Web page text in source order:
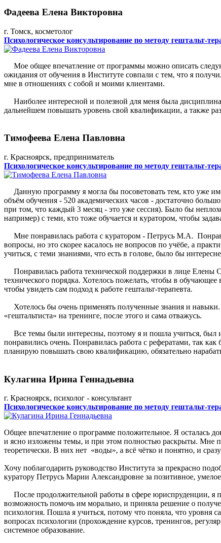
Фадеева Елена Викторовна
г. Томск, косметолог
Психологическое консультирование по методу гештальт-
Мое общее впечатление от программы можно описать
ожидания от обучения в Институте совпали с тем, что я
мне в отношениях с собой и моими клиентами.
Наиболее интересной и полезной для меня была
дальнейшем повышать уровень свой квалификации, а также
Тимофеева Елена Павловна
г. Красноярск, предприниматель
Психологическое консультирование по методу гештальт-
Данную программу я могла бы посоветовать тем, кто уже
объём обучения - 520 академических часов - достаточно
при том, что каждый 3 месяц - это уже сессия). Было бы
например) с теми, кто тоже обучается и куратором, чтобы
Мне понравилась работа с куратором - Петрусь М.А.
вопросы, но это скорее касалось не вопросов по учёбе, а
учиться, с теми знаниями, что есть в голове, было бы
Понравилась работа технической поддержки в лице Елены
технического порядка. Хотелось пожелать, чтобы в
чтобы увидеть сам подход к работе гештальт-терапевта.
Хотелось бы очень применять полученные знания и навыки.
«гештальтиста» на тренинге, после этого и сама отважусь.
Все темы были интересны, поэтому я и пошла учиться, был
понравились очень. Понравилась работа с рефератами, так
планирую повышать свою квалификацию, обязательно
Кулагина Ирина Геннадьевна
г. Красноярск, психолог - консультант
Психологическое консультирование по методу гештальт-
Общее впечатление о программе положительное. Я осталась
и ясно изложены темы, и при этом полностью раскрыты. Мне
теоретически. В них нет «воды», а всё чётко и понятно, и
Хочу поблагодарить руководство Института за прекрасно
куратору Петрусь Марии Александровне за позитивное,
После продолжительной работы в сфере юриспруденции, я
возможность помочь им морально, и приняла решение о
психология. Пошла я учиться, потому что поняла, что уровня
вопросах психологии (прохождение курсов, тренингов,
системное образование.